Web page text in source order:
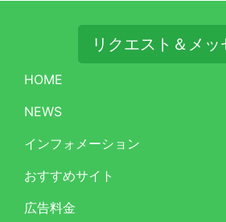
リクエスト＆メッ
HOME
NEWS
インフォメーション
おすすめサイト
広告料金